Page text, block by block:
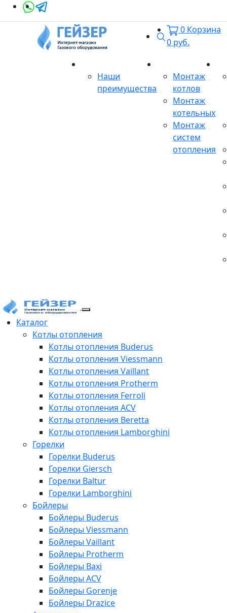
Поиск
0 Корзина
0 руб.
Наши
преимущества
Монтаж
котлов
Монтаж
котельных
Монтаж
систем
отопления
Каталог
Котлы отопления
Котлы отопления Buderus
Котлы отопления Viessmann
Котлы отопления Vaillant
Котлы отопления Protherm
Котлы отопления Ferroli
Котлы отопления ACV
Котлы отопления Beretta
Котлы отопления Lamborghini
Горелки
Горелки Buderus
Горелки Giersch
Горелки Baltur
Горелки Lamborghini
Бойлеры
Бойлеры Buderus
Бойлеры Viessmann
Бойлеры Vaillant
Бойлеры Protherm
Бойлеры Baxi
Бойлеры ACV
Бойлеры Gorenje
Бойлеры Drazice